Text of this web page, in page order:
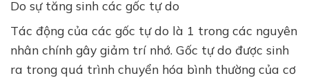
Do sự tăng sinh các gốc tự do
Tác động của các gốc tự do là 1 trong các nguyên
nhân chính gây giảm trí nhớ. Gốc tự do được sinh
ra trong quá trình chuyển hóa bình thường của cơ